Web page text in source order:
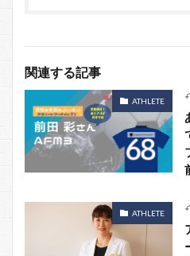
関連する記事
ATHLETE
ATHLETE